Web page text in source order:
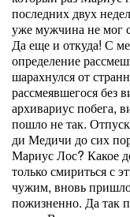
последних двух
уже мужчина не мог
Да еще и откуда! С
определение
шарахнулся от
рассмеявшегося
архивариус побега,
пошло не так.
ди Медичи до сих
Мариус Лос? Какое
только смириться с
чужим, вновь
пожизненно. Да так